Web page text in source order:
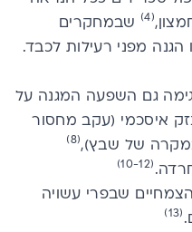
(4)
שבמחקרים
הגנה מפני רעילות לכבד.
גם השפעה המגנה על
איסכמי (עקב מחסור
של שבץ),(8)
(10-12)
שבפרי עשויה
(13)